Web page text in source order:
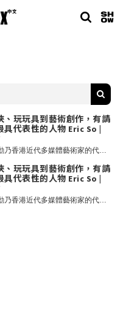
、玩玩具到藝術創作，有請
代表性的人物 Eric So |
2022-10-10 ... Eric So 蘇勳乃香港近代多媒體藝術家的代表人物之一，在 1990 年末憑著李小龍人形公仔創作的在國際藝術界打響名堂，並且在世界流行文化掀起「設計師玩具」熱潮。近二十年一直以融合商業、設計、美術、藝術的多媒體創作突破傳統藝術的界限。Eric 最近除了與日本街頭品牌 #FR2 和香港時尚單位 Popcorn Supply 推出別注「Grendizer VS Mazinger Z」收藏玩具，剛剛更與香港邦瀚斯合作舉行「Eric So: The Storyteller」展售會，帶來結合流行文化以及充滿哲學意味的全新畫作。今回由我們客席主持香港球鞋達人兼玩具發燒友 Horace 和 Complex 中文編輯 Oscar 與 Eric So 大談玩具、收藏以及藝術創作，並且由 Eric 親自解讀最新展覽 「Eric So: The Storyteller」展的概念以及箇中的密碼。 NEXT/NOW 將於 8 月 10 日起，逢週三在 @belowground.hk 作現場直播，@complexchinese Instagram Live 同步放送；逢週五將在 COMPLEX 中文 Youtube 頻道正式上線。各位熱愛潮流文化的朋友請勿錯過。
、玩玩具到藝術創作，有請
代表性的人物 Eric So |
2022-09-30 ... Eric So 蘇勳乃香港近代多媒體藝術家的代表人物之一，在 1990 年末憑著李小龍人形公仔創作的在國際藝術界打響名堂，並且在世界流行文化掀起「設計師玩具」熱潮。近二十年一直以融合商業、設計、美術、藝術的多媒體創作突破傳統藝術的界限。Eric 最近除了與日本街頭品牌 #FR2 和香港時尚單位 Popcorn Supply 推出別注「Grendizer VS Mazinger Z」收藏玩具，剛剛更與香港邦瀚斯合作舉行「Eric So: The Storyteller」展售會，帶來結合流行文化以及充滿哲學意味的全新畫作。今回由我們客席主持香港球鞋達人兼玩具發燒友 Horace 和 Complex 中文編輯 Oscar 與 Eric So 大談玩具、收藏以及藝術創作，並且由 Eric 親自解讀最新展覽 「Eric So: The Storyteller」展的概念以及箇中的密碼。 NEXT/NOW 一個由香港流行文化界不同領域的 OGs 以及新世代 Creators 一同參與的 Podcast 節目，每週由我們客席主持與特別嘉賓深入探討當代國際以及本地流行文化熱門話題，囊括音樂、波鞋、時裝、藝術等不同範疇。 NEXT/NOW 將於 8 月 10 日起，逢週三在 @belowground.hk 作現場直播，@complexchinese Instagram Live 同步放送；逢週五將在 COMPLEX 中文 Youtube 頻道正式上線。各位熱愛潮流文化的朋友請勿錯過。